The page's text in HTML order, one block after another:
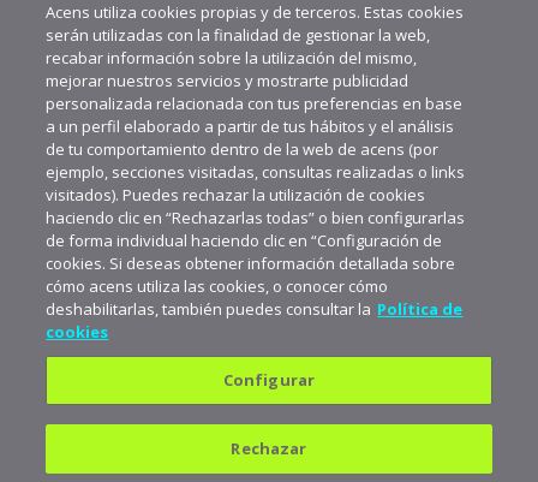
Política de privacidad
Política de cookies
Aviso legal
Acens utiliza cookies propias y de terceros. Estas cookies
serán utilizadas con la finalidad de gestionar la web,
recabar información sobre la utilización del mismo,
mejorar nuestros servicios y mostrarte publicidad
personalizada relacionada con tus preferencias en base
a un perfil elaborado a partir de tus hábitos y el análisis
de tu comportamiento dentro de la web de acens (por
ejemplo, secciones visitadas, consultas realizadas o links
visitados). Puedes rechazar la utilización de cookies
haciendo clic en “Rechazarlas todas” o bien configurarlas
de forma individual haciendo clic en “Configuración de
cookies. Si deseas obtener información detallada sobre
cómo acens utiliza las cookies, o conocer cómo
deshabilitarlas, también puedes consultar la Política de
cookies
Configurar
Rechazar